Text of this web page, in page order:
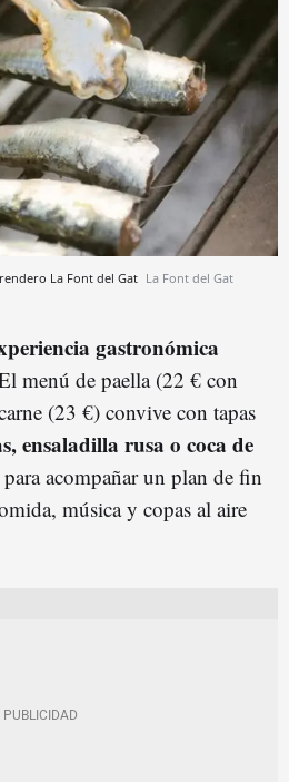
La Font del Gat La Font del Gat
gastronómica
menú de paella (22 € con
(23 €) convive con tapas
ensaladilla rusa o coca de
acompañar un plan de fin
música y copas al aire